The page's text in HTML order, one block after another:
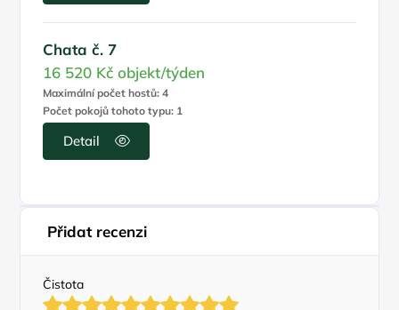
Chata č. 7
16 520 Kčobjekt/týden
Maximální počet hostů: 4
Počet pokojů tohoto typu: 1
Detail
Přidat recenzi
Čistota